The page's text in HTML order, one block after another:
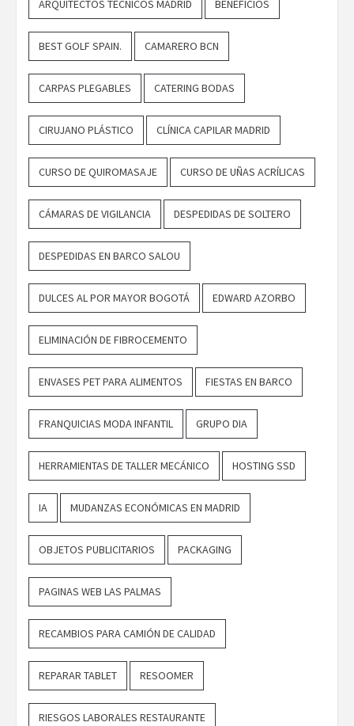
ARQUITECTOS TÉCNICOS MADRID BENEFICIOS
BEST GOLF SPAIN. CAMARERO BCN
CARPAS PLEGABLES CATERING BODAS
CIRUJANO PLÁSTICO CLÍNICA CAPILAR MADRID
CURSO DE QUIROMASAJE CURSO DE UÑAS ACRÍLICAS
CÁMARAS DE VIGILANCIA DESPEDIDAS DE SOLTERO
DESPEDIDAS EN BARCO SALOU
DULCES AL POR MAYOR BOGOTÁ EDWARD AZORBO
ELIMINACIÓN DE FIBROCEMENTO
ENVASES PET PARA ALIMENTOS FIESTAS EN BARCO
FRANQUICIAS MODA INFANTIL GRUPO DIA
HERRAMIENTAS DE TALLER MECÁNICO HOSTING SSD
IA MUDANZAS ECONÓMICAS EN MADRID
OBJETOS PUBLICITARIOS PACKAGING
PAGINAS WEB LAS PALMAS
RECAMBIOS PARA CAMIÓN DE CALIDAD
REPARAR TABLET RESOOMER
RIESGOS LABORALES RESTAURANTE